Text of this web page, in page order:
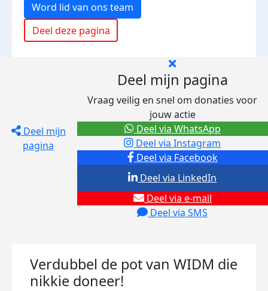
Word lid van ons team
Deel deze pagina
Deel mijn
pagina
Deel mijn pagina
Vraag veilig en snel om donaties voor
jouw actie
Deel via Facebook
Deel via Instagram
Deel via e-mail
Deel via SMS
Deel via LinkedIn
Deel via WhatsApp
Verdubbel de pot van WIDM die
nikkie doneer!